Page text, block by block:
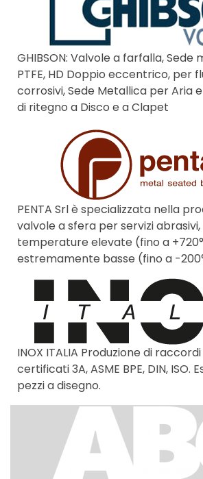
GHIBSON: Valvole a farfalla, Sede
PTFE, HD Doppio eccentrico, per
corrosivi, Sede Metallica per Aria
di ritegno a Disco e a Clapet
PENTA Srl è specializzata nella
valvole a sfera per servizi
temperature elevate (fino a
estremamente basse (fino a -
INOX ITALIA Produzione di raccordi
certificati 3A, ASME BPE, DIN, ISO.
pezzi a disegno.